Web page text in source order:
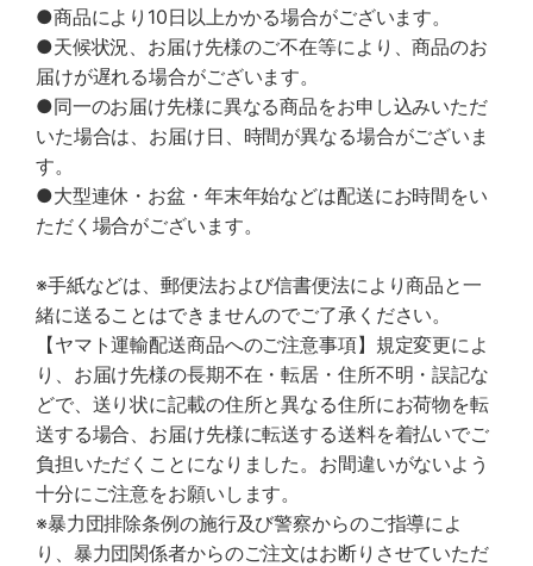
●商品により10日以上かかる場合がございます。
●天候状況、お届け先様のご不在等により、商品のお
届けが遅れる場合がございます。
●同一のお届け先様に異なる商品をお申し込みいただ
いた場合は、お届け日、時間が異なる場合がございま
す。
●大型連休・お盆・年末年始などは配送にお時間をい
ただく場合がございます。
※手紙などは、郵便法および信書便法により商品と一
緒に送ることはできませんのでご了承ください。
【ヤマト運輸配送商品へのご注意事項】規定変更によ
り、お届け先様の長期不在・転居・住所不明・誤記な
どで、送り状に記載の住所と異なる住所にお荷物を転
送する場合、お届け先様に転送する送料を着払いでご
負担いただくことになりました。お間違いがないよう
十分にご注意をお願いします。
※暴力団排除条例の施行及び警察からのご指導によ
り、暴力団関係者からのご注文はお断りさせていただ